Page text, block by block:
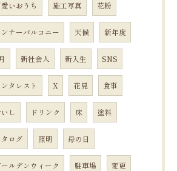
いおうち 施工写真 花粉
ンナーバルコニー 天候 新年度
新社会人 新入生 SNS
ンタレスト X 花見 食事
し ドリンク 床 塗料
タログ 照明 母の日
ールデンウィーク 駐車場 変更